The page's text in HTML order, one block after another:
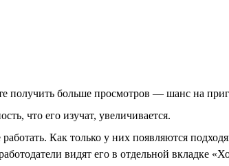
получить больше просмотров — шанс на
что его изучат, увеличивается.
Как только у них появляются
видят его в отдельной вкладке